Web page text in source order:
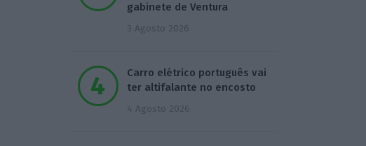
gabinete de Ventura
3 Agosto 2026
Carro elétrico português vai
ter altifalante no encosto
4 Agosto 2026